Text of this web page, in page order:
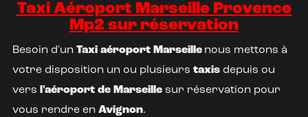
Taxi Aéroport Marseille Provence
Mp2 sur réservation
Besoin d'un Taxi aéroport Marseille nous mettons à
votre disposition un ou plusieurs taxisdepuis ou
vers l'aéroport de Marseillesur réservation pour
vous rendre en Avignon.